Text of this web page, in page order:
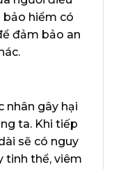
bảo hiểm có
đảm bảo an
nhân gây hại
ta. Khi tiếp
sẽ có nguy
tinh thể, viêm